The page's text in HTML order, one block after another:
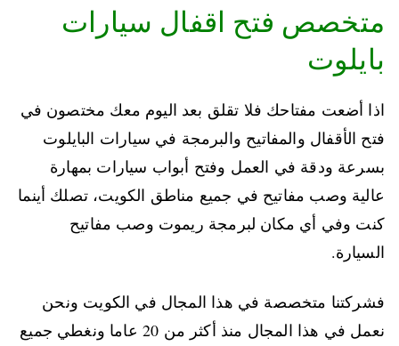
متخصص فتح اقفال سيارات
بايلوت
اذا أضعت مفتاحك فلا تقلق بعد اليوم معك مختصون في
فتح الأقفال والمفاتيح والبرمجة في سيارات البايلوت
بسرعة ودقة في العمل وفتح أبواب سيارات بمهارة
عالية وصب مفاتيح في جميع مناطق الكويت، تصلك أينما
كنت وفي أي مكان لبرمجة ريموت وصب مفاتيح
السيارة.
فشركتنا متخصصة في هذا المجال في الكويت ونحن
نعمل في هذا المجال منذ أكثر من 20 عاما ونغطي جميع